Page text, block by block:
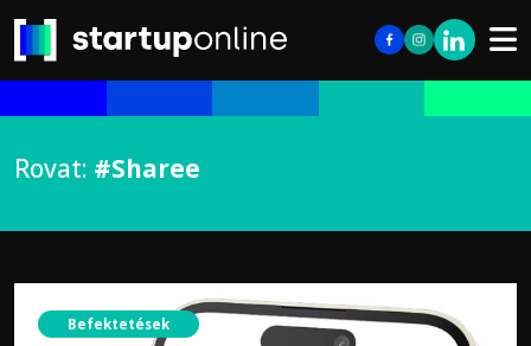
Rovat: #Sharee
Befektetések